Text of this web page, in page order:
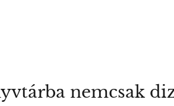
nemcsak